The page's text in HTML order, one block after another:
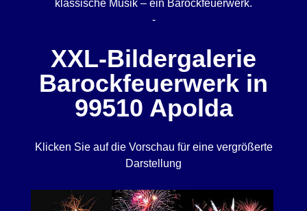
klassische Musik – ein Barockfeuerwerk.
-
XXL-Bildergalerie
Barockfeuerwerk in
99510 Apolda
Klicken Sie auf die Vorschau für eine vergrößerte
Darstellung